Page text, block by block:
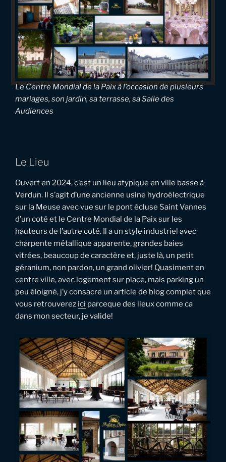
Le Centre Mondial de la Paix à l’occasion de plusieurs
mariages, son jardin, sa terrasse, sa Salle des
Audiences
Le Lieu
Ouvert en 2024, c’est un lieu atypique en ville basse à
Verdun. Il s’agit d’une ancienne usine hydroélectrique
sur la Meuse avec vue sur le pont écluse Saint Vannes
d’un coté et le Centre Mondial de la Paix sur les
hauteurs de l’autre coté. Il a un style industriel avec
charpente métallique apparente, grandes baies
vitrées, beaucoup de caractère et, juste là, un petit
géranium, non pardon, un grand olivier! Quasiment en
centre ville, avec logement sur place, mais parking un
peu éloigné, j’y consacre un article de blog complet que
vous retrouverez ici parceque des lieux comme ca
dans mon secteur, je valide!